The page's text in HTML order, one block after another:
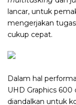
lancar, untuk
mengerjakan
cukup cepat.
Dalam hal
UHD Graphics
diandalkan untuk